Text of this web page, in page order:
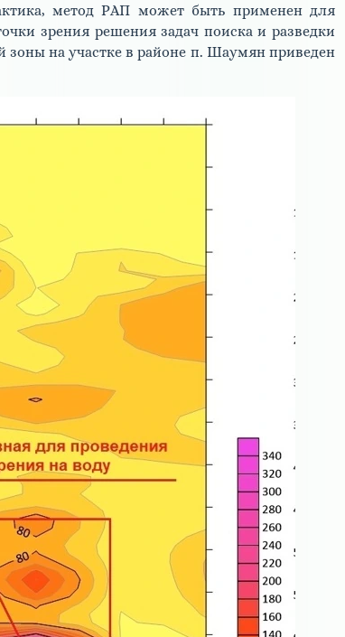
метод РАП может быть применен для
зрения решения задач поиска и разведки
на участке в районе п. Шаумян приведен